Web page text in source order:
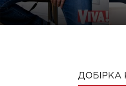
ДОБІРКА